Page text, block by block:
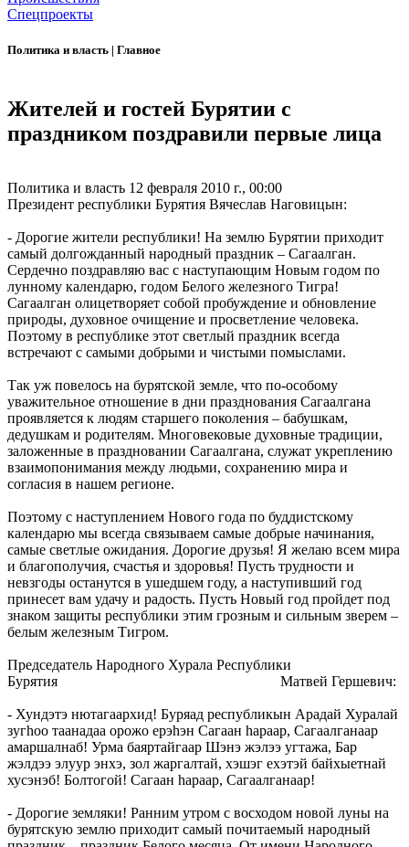
Спецпроекты
Политика и власть | Главное
Жителей и гостей Бурятии с
праздником поздравили первые лица
Политика и власть 12 февраля 2010 г., 00:00
Президент республики Бурятия Вячеслав Наговицын:
- Дорогие жители республики! На землю Бурятии приходит
самый долгожданный народный праздник – Сагаалган.
Сердечно поздравляю вас с наступающим Новым годом по
лунному календарю, годом Белого железного Тигра!
Сагаалган олицетворяет собой пробуждение и обновление
природы, духовное очищение и просветление человека.
Поэтому в республике этот светлый праздник всегда
встречают с самыми добрыми и чистыми помыслами.
Так уж повелось на бурятской земле, что по-особому
уважительное отношение в дни празднования Сагаалгана
проявляется к людям старшего поколения – бабушкам,
дедушкам и родителям. Многовековые духовные традиции,
заложенные в праздновании Сагаалгана, служат укреплению
взаимопонимания между людьми, сохранению мира и
согласия в нашем регионе.
Поэтому с наступлением Нового года по буддистскому
календарю мы всегда связываем самые добрые начинания,
самые светлые ожидания. Дорогие друзья! Я желаю всем мира
и благополучия, счастья и здоровья! Пусть трудности и
невзгоды останутся в ушедшем году, а наступивший год
принесет вам удачу и радость. Пусть Новый год пройдет под
знаком защиты республики этим грозным и сильным зверем –
белым железным Тигром.
Председатель Народного Хурала Республики
Бурятия Матвей Гершевич:
- Хундэтэ нютагаархид! Буряад республикын Арадай Хуралай
зугhоо таанадаа орожо ерэhэн Сагаан hараар, Сагаалганаар
амаршалнаб! Урма баяртайгаар Шэнэ жэлээ угтажа, Бар
жэлдээ элyyр энхэ, зол жаргалтай, хэшэг ехэтэй байхыетнай
хусэнэб! Болтогой! Сагаан hараар, Сагаалганаар!
- Дорогие земляки! Ранним утром с восходом новой луны на
бурятскую землю приходит самый почитаемый народный